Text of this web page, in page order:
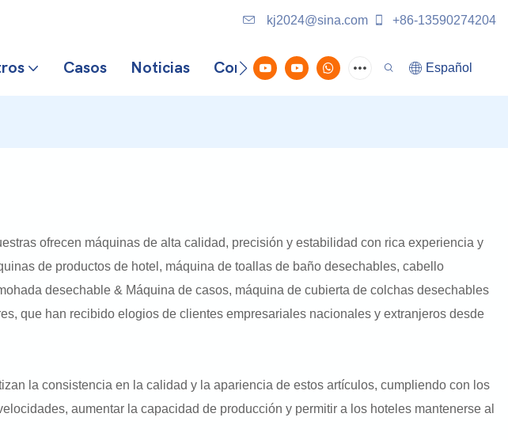
kj2024@sina.com +86-13590274204
Casos Noticias Contáctenos Español
ofrecen máquinas de alta calidad, precisión y estabilidad con rica experiencia y
de productos de hotel, máquina de toallas de baño desechables, cabello
desechable & Máquina de casos, máquina de cubierta de colchas desechables
que han recibido elogios de clientes empresariales nacionales y extranjeros desde
la consistencia en la calidad y la apariencia de estos artículos, cumpliendo con los
aumentar la capacidad de producción y permitir a los hoteles mantenerse al